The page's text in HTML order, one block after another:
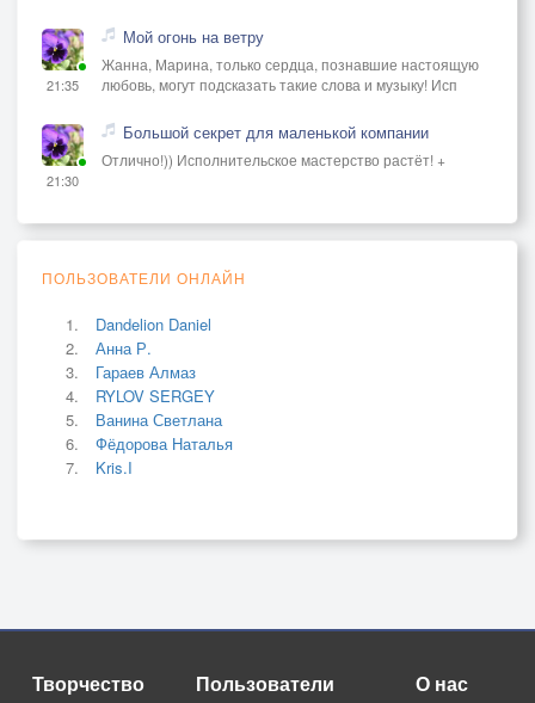
21:35
Мой огонь на ветру
Жанна, Марина, только сердца, познавшие настоящую
любовь, могут подсказать такие слова и музыку! Исп
21:30
Большой секрет для маленькой компании
Отлично!)) Исполнительское мастерство растёт! +
ПОЛЬЗОВАТЕЛИ ОНЛАЙН
Dandelion Daniel
Анна Р.
Гараев Алмаз
RYLOV SERGEY
Ванина Светлана
Фёдорова Наталья
Kris.I
Творчество Пользователи О нас